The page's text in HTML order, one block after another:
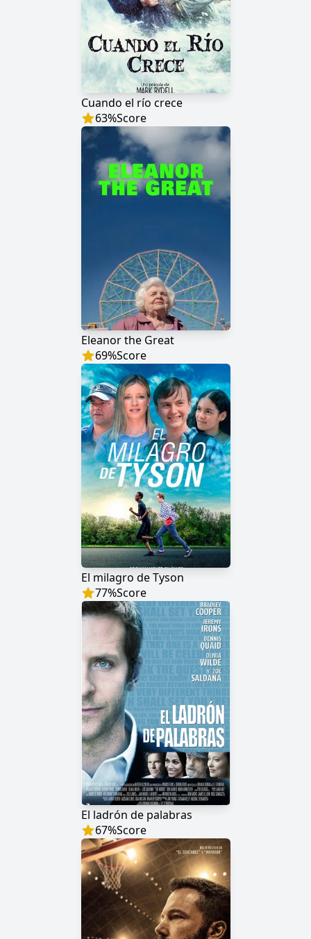
Cuando el río crece
63%Score
Eleanor the Great
69%Score
El milagro de Tyson
77%Score
El ladrón de palabras
67%Score